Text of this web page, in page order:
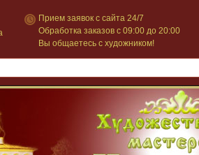
Прием заявок с сайта 24/7
Обработка заказов с 09:00 до 20:00
Вы общаетесь с художником!